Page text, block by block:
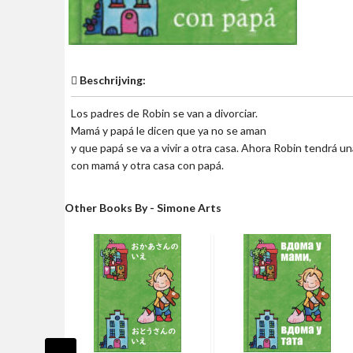
Beschrijving:
Los padres de Robin se van a divorciar.
Mamá y papá le dicen que ya no se aman
y que papá se va a vivir a otra casa. Ahora Robin tendrá
con mamá y otra casa con papá.
Other Books By - Simone Arts